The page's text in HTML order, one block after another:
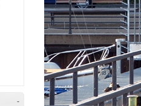
-